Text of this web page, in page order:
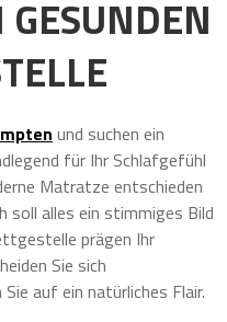
und suchen ein
für Ihr Schlafgefühl
Matratze entschieden
soll alles ein stimmiges Bild
prägen Ihr
Sie sich
auf ein natürliches Flair.